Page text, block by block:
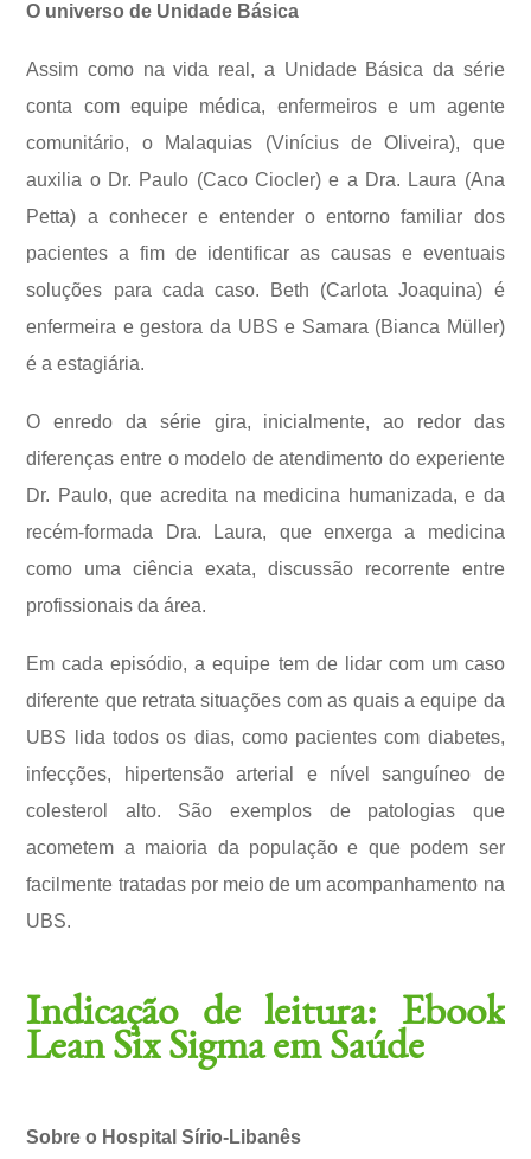
O universo de Unidade Básica
Assim como na vida real, a Unidade Básica da série
conta com equipe médica, enfermeiros e um agente
comunitário, o Malaquias (Vinícius de Oliveira), que
auxilia o Dr. Paulo (Caco Ciocler) e a Dra. Laura (Ana
Petta) a conhecer e entender o entorno familiar dos
pacientes a fim de identificar as causas e eventuais
soluções para cada caso. Beth (Carlota Joaquina) é
enfermeira e gestora da UBS e Samara (Bianca Müller)
é a estagiária.
O enredo da série gira, inicialmente, ao redor das
diferenças entre o modelo de atendimento do experiente
Dr. Paulo, que acredita na medicina humanizada, e da
recém-formada Dra. Laura, que enxerga a medicina
como uma ciência exata, discussão recorrente entre
profissionais da área.
Em cada episódio, a equipe tem de lidar com um caso
diferente que retrata situações com as quais a equipe da
UBS lida todos os dias, como pacientes com diabetes,
infecções, hipertensão arterial e nível sanguíneo de
colesterol alto. São exemplos de patologias que
acometem a maioria da população e que podem ser
facilmente tratadas por meio de um acompanhamento na
UBS.
Indicação de leitura: Ebook
Lean Six Sigma em Saúde
Sobre o Hospital Sírio-Libanês